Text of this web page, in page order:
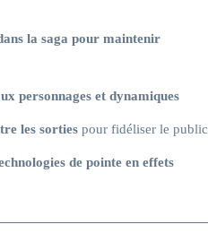
la saga pour maintenir
personnages et dynamiques
les sorties pour fidéliser le public
de pointe en effets